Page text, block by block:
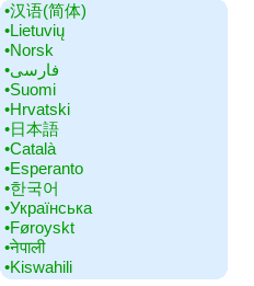
•‎汉语(简体)
•‎Lietuvių
•‎Norsk
•‎فارسی
•‎Suomi
•‎Hrvatski
•‎日本語
•‎Català
•‎Esperanto
•‎한국어
•‎Українська
•‎Føroyskt
•‎नेपाली
•‎Kiswahili